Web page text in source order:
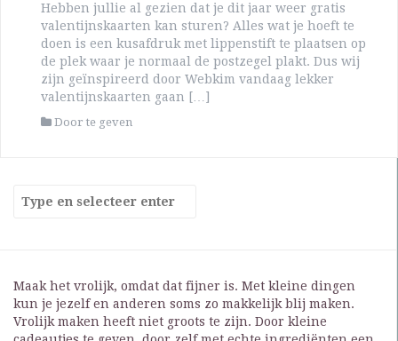
Hebben jullie al gezien dat je dit jaar weer gratis
valentijnskaarten kan sturen? Alles wat je hoeft te
doen is een kusafdruk met lippenstift te plaatsen op
de plek waar je normaal de postzegel plakt. Dus wij
zijn geïnspireerd door Webkim vandaag lekker
valentijnskaarten gaan […]
Door te geven
Maak het vrolijk, omdat dat fijner is. Met kleine dingen
kun je jezelf en anderen soms zo makkelijk blij maken.
Vrolijk maken heeft niet groots te zijn. Door kleine